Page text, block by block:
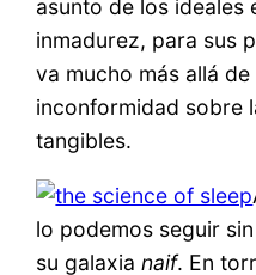
asunto de los ideales
inmadurez, para sus
va mucho más allá
inconformidad sobre
tangibles.
lo podemos seguir
su galaxianaif. En